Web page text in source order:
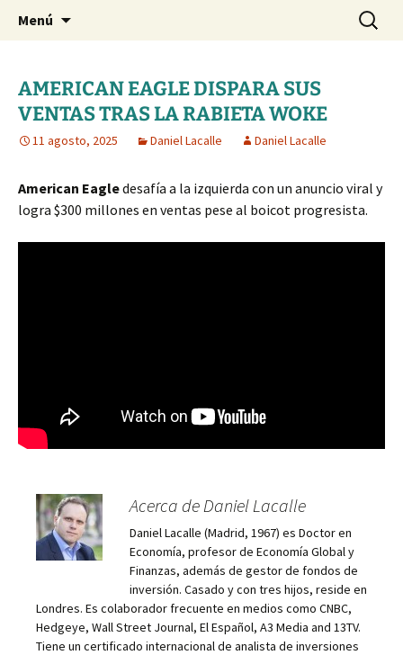
dlacalle.com
Blog de Daniel Lacalle
Menú Buscar:
AMERICAN EAGLE DISPARA SUS
VENTAS TRAS LA RABIETA WOKE
11 agosto, 2025 Daniel Lacalle Daniel Lacalle
American Eagledesafía a la izquierda con un anuncio viral y
logra $300 millones en ventas pese al boicot progresista.
Acerca de Daniel Lacalle
Daniel Lacalle (Madrid, 1967) es Doctor en
Economía, profesor de Economía Global y
Finanzas, además de gestor de fondos de
inversión. Casado y con tres hijos, reside en
Londres. Es colaborador frecuente en medios como CNBC,
Hedgeye, Wall Street Journal, El Español, A3 Media and 13TV.
Tiene un certificado internacional de analista de inversiones